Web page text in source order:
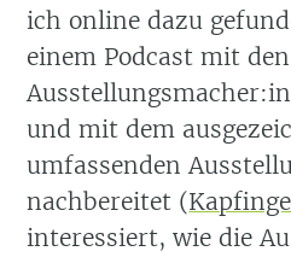
ich online dazu
einem Podcast mit den
und mit dem
umfassenden
nachbereitet (
interessiert, wie die